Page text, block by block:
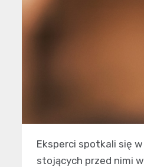
Eksperci spotkali się
stojących przed nimi